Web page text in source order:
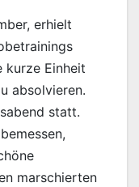
erhielt
kurze Einheit
absolvieren.
statt.
marschierten